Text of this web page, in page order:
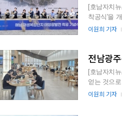
[호남자치
착공식'을
사에는 김
이원희 기자
전남광
[호남자치
얻는 것으로
해 개관한
이원희 기자